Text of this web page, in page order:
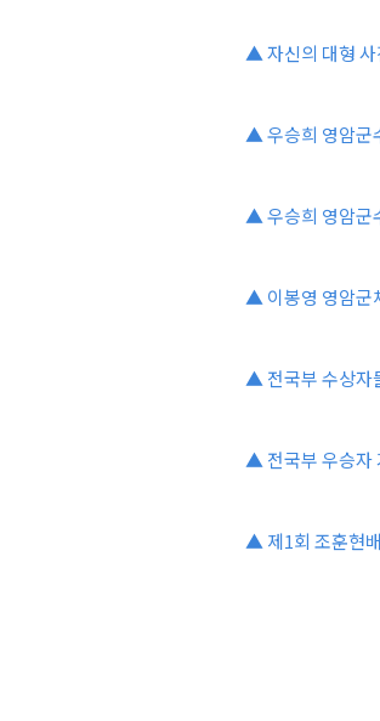
▲ 자신의 대형 사
▲ 우승희 영암군
▲ 우승희 영암군
▲ 이봉영 영암군
▲ 전국부 수상자
▲ 전국부 우승자
▲ 제1회 조훈현